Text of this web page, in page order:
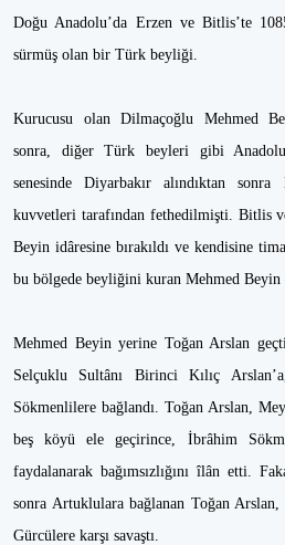
Doğu Anadolu’da Erzen ve Bitlis’te
sürmüş olan bir Türk beyliği.
Kurucusu olan Dilmaçoğlu Mehmed
sonra, diğer Türk beyleri gibi
senesinde Diyarbakır alındıktan
kuvvetleri tarafından fethedilmişti. Bitlis
Beyin idâresine bırakıldı ve kendisine
bu bölgede beyliğini kuran Mehmed
Mehmed Beyin yerine Toğan Arslan
Selçuklu Sultânı Birinci Kılıç
Sökmenlilere bağlandı. Toğan Arslan,
beş köyü ele geçirince, İbrâhim
faydalanarak bağımsızlığını îlân etti.
sonra Artuklulara bağlanan Toğan
Gürcülere karşı savaştı.